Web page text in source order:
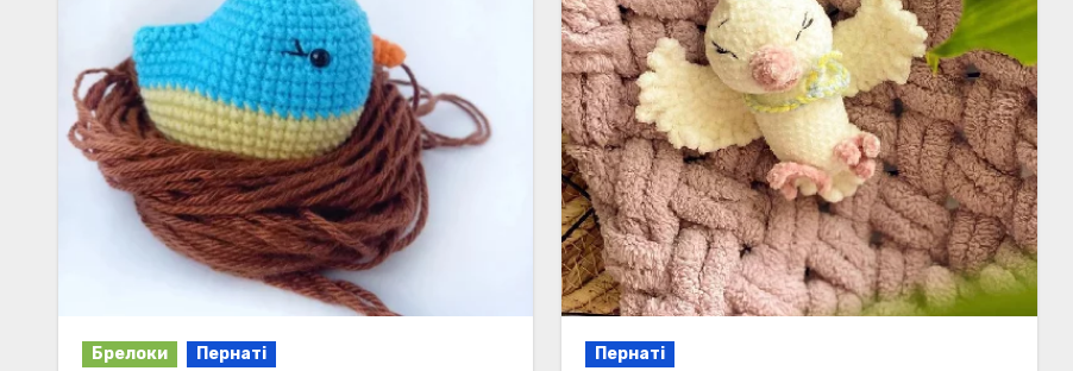
Брелоки Пернаті Пернаті